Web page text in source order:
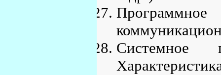
Системное